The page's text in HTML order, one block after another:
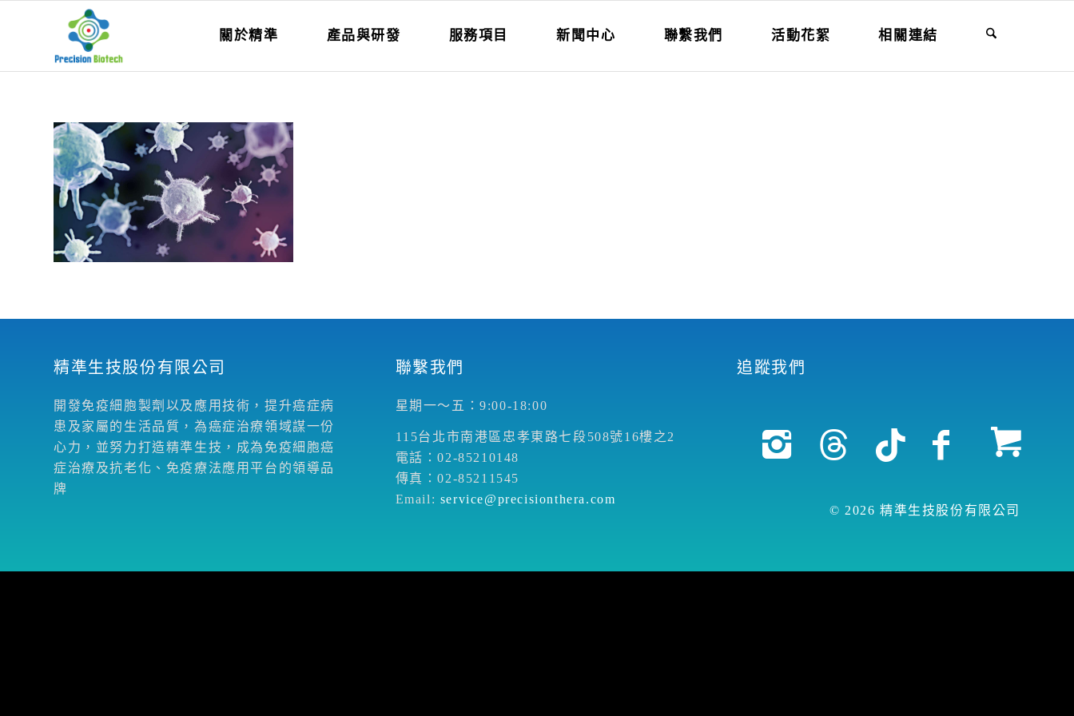
關於精準 產品與研發 服務項目 新聞中心 聯繫我們 活動花絮 相關連結
精準生技股份有限公司
開發免疫細胞製劑以及應用技術，提升癌症病
患及家屬的生活品質，為癌症治療領域謀一份
心力，並努力打造精準生技，成為免疫細胞癌
症治療及抗老化、免疫療法應用平台的領導品
牌
聯繫我們
星期一～五：9:00-18:00
115台北市南港區忠孝東路七段508號16樓之2
電話：02-85210148
傳真：02-85211545
Email: service@precisionthera.com
追蹤我們
© 2026 精準生技股份有限公司